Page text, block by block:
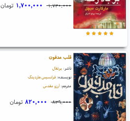
۱,۷۳۰,۰۰۰ ۱,۷۰۰,۰۰۰ تومان
قلب مدفون
ناشر: پرتقال
نویسنده: فرانسیس هاردینگ
مترجم: آرزو مقدس
۸۳۹,۰۰۰ ۸۲۰,۰۰۰ تومان